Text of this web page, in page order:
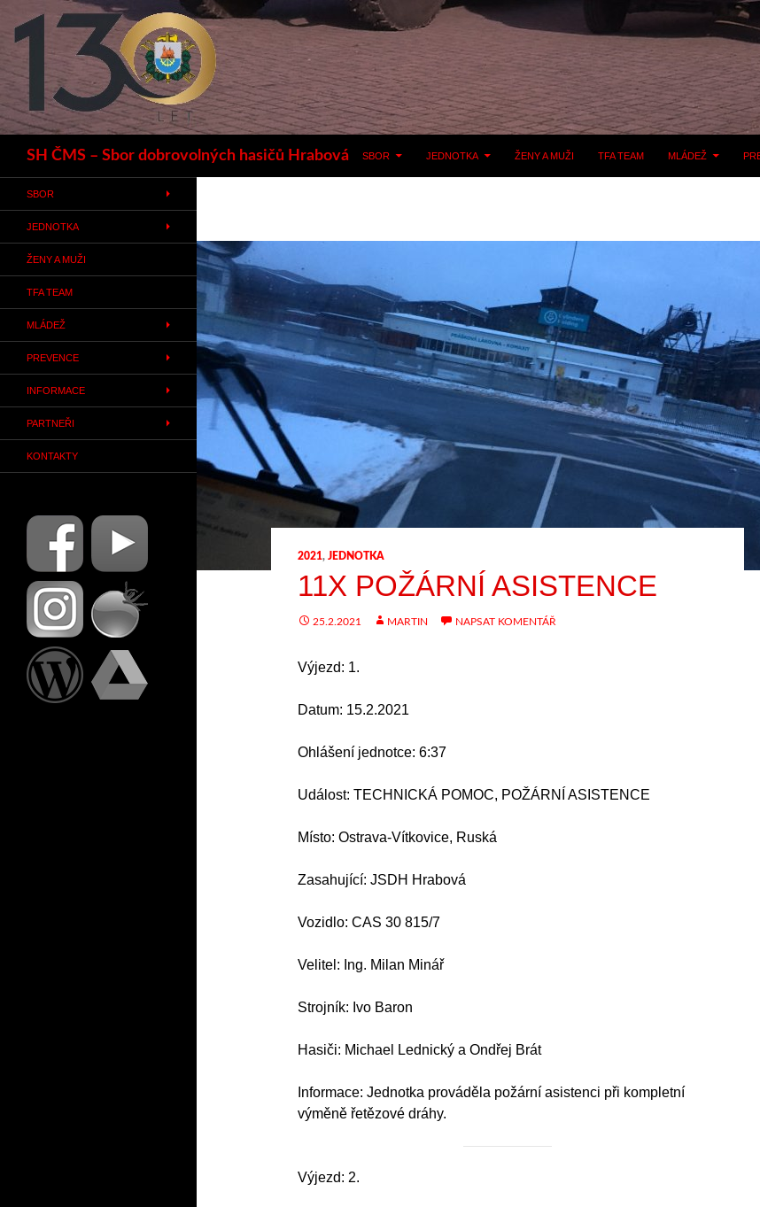
SH ČMS – Sbor dobrovolných hasičů Hrabová SBOR JEDNOTKA ŽENY A MUŽI TFA TEAM MLÁDEŽ
2021, JEDNOTKA
11X POŽÁRNÍ ASISTENCE
25.2.2021 MARTIN NAPSAT KOMENTÁŘ
Výjezd: 1.
Datum: 15.2.2021
Ohlášení jednotce: 6:37
Událost: TECHNICKÁ POMOC, POŽÁRNÍ ASISTENCE
Místo: Ostrava-Vítkovice, Ruská
Zasahující: JSDH Hrabová
Vozidlo: CAS 30 815/7
Velitel: Ing. Milan Minář
Strojník: Ivo Baron
Hasiči: Michael Lednický a Ondřej Brát
Informace: Jednotka prováděla požární asistenci při kompletní
výměně řetězové dráhy.
Výjezd: 2.
SBOR
JEDNOTKA
ŽENY A MUŽI
TFA TEAM
MLÁDEŽ
PREVENCE
INFORMACE
PARTNEŘI
KONTAKTY